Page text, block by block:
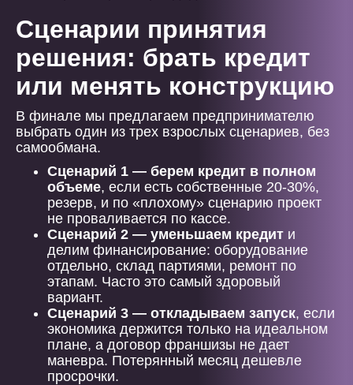
Сценарии принятия
решения: брать кредит
или менять конструкцию
В финале мы предлагаем предпринимателю
выбрать один из трех взрослых сценариев, без
самообмана.
Сценарий 1 — берем кредит в полном
объеме, если есть собственные 20-30%,
резерв, и по «плохому» сценарию проект
не проваливается по кассе.
Сценарий 2 — уменьшаем кредит и
делим финансирование: оборудование
отдельно, склад партиями, ремонт по
этапам. Часто это самый здоровый
вариант.
Сценарий 3 — откладываем запуск, если
экономика держится только на идеальном
плане, а договор франшизы не дает
маневра. Потерянный месяц дешевле
просрочки.